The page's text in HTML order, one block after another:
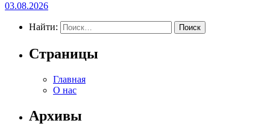
03.08.2026
Найти:
Страницы
Главная
О нас
Архивы